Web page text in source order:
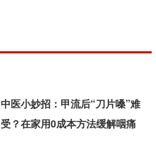
中医小妙招：甲流后“刀片嗓”难
受？在家用0成本方法缓解咽痛